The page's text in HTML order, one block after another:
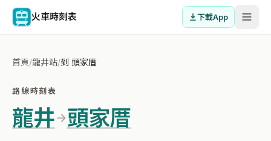
火車時刻表 下載App
首頁/龍井站/到 頭家厝
路線時刻表
龍井 頭家厝